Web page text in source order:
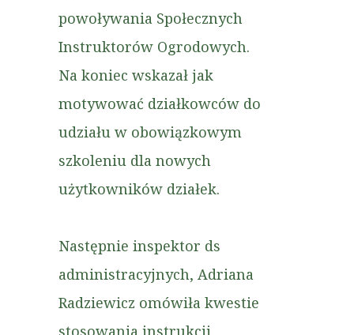
powoływania Społecznych
Instruktorów Ogrodowych.
Na koniec wskazał jak
motywować działkowców do
udziału w obowiązkowym
szkoleniu dla nowych
użytkowników działek.
Następnie inspektor ds
administracyjnych, Adriana
Radziewicz omówiła kwestie
stosowania instrukcji